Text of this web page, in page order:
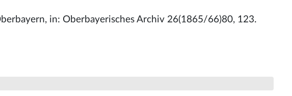
in: Oberbayerisches Archiv 26(1865/66)80, 123.